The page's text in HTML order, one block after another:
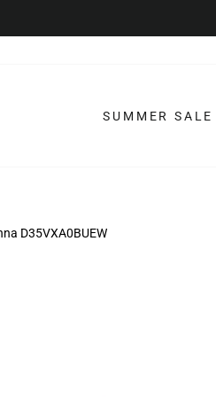
SUMMER SALE
D35VXA0BUEW